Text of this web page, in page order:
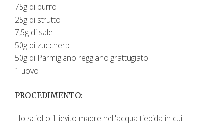
75g di burro
25g di strutto
7,5g di sale
50g di zucchero
50g di Parmigiano reggiano grattugiato
1 uovo
PROCEDIMENTO:
Ho sciolto il lievito madre nell'acqua tiepida in cui